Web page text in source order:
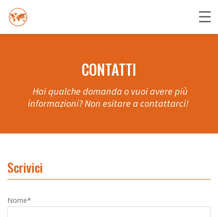
CONTATTI
Hai qualche domanda o vuoi avere più
informazioni? Non esitare a contattarci!
Scrivici
Nome*